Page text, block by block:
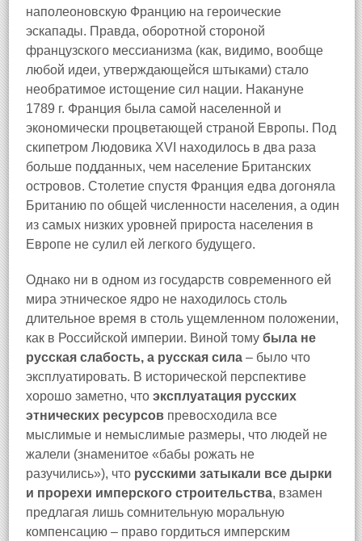
наполеоновскую Францию на героические
эскапады. Правда, оборотной стороной
французского мессианизма (как, видимо, вообще
любой идеи, утверждающейся штыками) стало
необратимое истощение сил нации. Накануне
1789 г. Франция была самой населенной и
экономически процветающей страной Европы. Под
скипетром Людовика XVI находилось в два раза
больше подданных, чем население Британских
островов. Столетие спустя Франция едва догоняла
Британию по общей численности населения, а один
из самых низких уровней прироста населения в
Европе не сулил ей легкого будущего.
Однако ни в одном из государств современного ей
мира этническое ядро не находилось столь
длительное время в столь ущемленном положении,
как в Российской империи. Виной тому была не
русская слабость, а русская сила – было что
эксплуатировать. В исторической перспективе
хорошо заметно, что эксплуатация русских
этнических ресурсов превосходила все
мыслимые и немыслимые размеры, что людей не
жалели (знаменитое «бабы рожать не
разучились»), что русскими затыкали все дырки
и прорехи имперского строительства, взамен
предлагая лишь сомнительную моральную
компенсацию – право гордиться имперским